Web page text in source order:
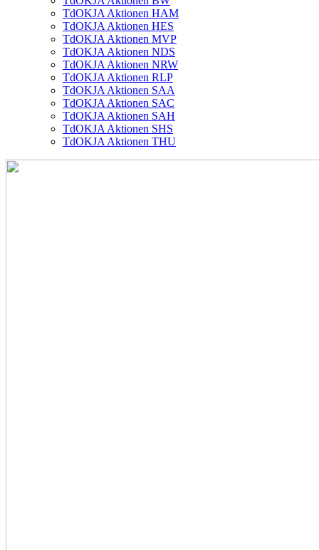
TdOKJA Aktionen HAM
TdOKJA Aktionen HES
TdOKJA Aktionen MVP
TdOKJA Aktionen NDS
TdOKJA Aktionen NRW
TdOKJA Aktionen RLP
TdOKJA Aktionen SAA
TdOKJA Aktionen SAC
TdOKJA Aktionen SAH
TdOKJA Aktionen SHS
TdOKJA Aktionen THU